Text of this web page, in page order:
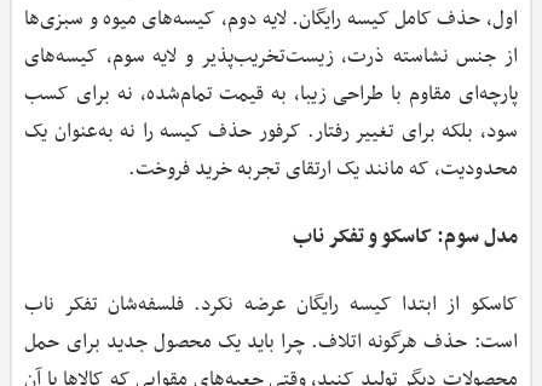
اول، حذف کامل کیسه رایگان. لایه دوم، کیسه‌های میوه و سبزی‌ها
از جنس نشاسته ذرت، زیست‌تخریب‌پذیر و لایه سوم، کیسه‌های
پارچه‌ای مقاوم با طراحی زیبا، به قیمت تمام‌شده، نه برای کسب
سود، بلکه برای تغییر رفتار. کرفور حذف کیسه را نه به‌عنوان یک
محدودیت، که مانند یک ارتقای تجربه خرید فروخت.
مدل سوم: کاسکو و تفکر ناب
کاسکو از ابتدا کیسه رایگان عرضه نکرد. فلسفه‌شان تفکر ناب
است: حذف هرگونه اتلاف. چرا باید یک محصول جدید برای حمل